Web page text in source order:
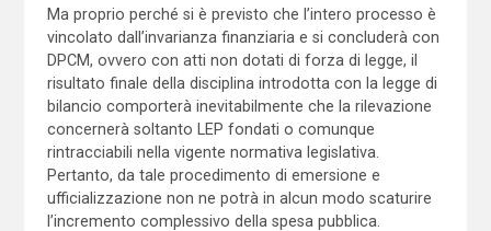
Ma proprio perché si è previsto che l’intero processo è
vincolato dall’invarianza finanziaria e si concluderà con
DPCM, ovvero con atti non dotati di forza di legge, il
risultato finale della disciplina introdotta con la legge di
bilancio comporterà inevitabilmente che la rilevazione
concernerà soltanto LEP fondati o comunque
rintracciabili nella vigente normativa legislativa.
Pertanto, da tale procedimento di emersione e
ufficializzazione non ne potrà in alcun modo scaturire
l’incremento complessivo della spesa pubblica.